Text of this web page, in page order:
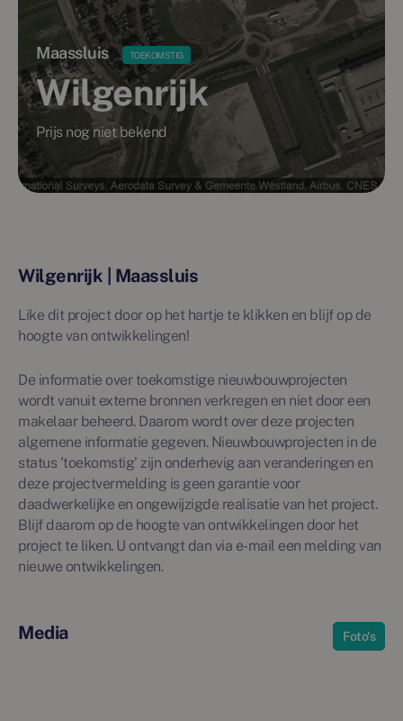
Maassluis TOEKOMSTIG
Wilgenrijk
Prijs nog niet bekend
Wilgenrijk | Maassluis
Like dit project door op het hartje te klikken en blijf op de
hoogte van ontwikkelingen!
De informatie over toekomstige nieuwbouwprojecten
wordt vanuit externe bronnen verkregen en niet door een
makelaar beheerd. Daarom wordt over deze projecten
algemene informatie gegeven. Nieuwbouwprojecten in de
status 'toekomstig' zijn onderhevig aan veranderingen en
deze projectvermelding is geen garantie voor
daadwerkelijke en ongewijzigde realisatie van het project.
Blijf daarom op de hoogte van ontwikkelingen door het
project te liken. U ontvangt dan via e-mail een melding van
nieuwe ontwikkelingen.
Media Foto's